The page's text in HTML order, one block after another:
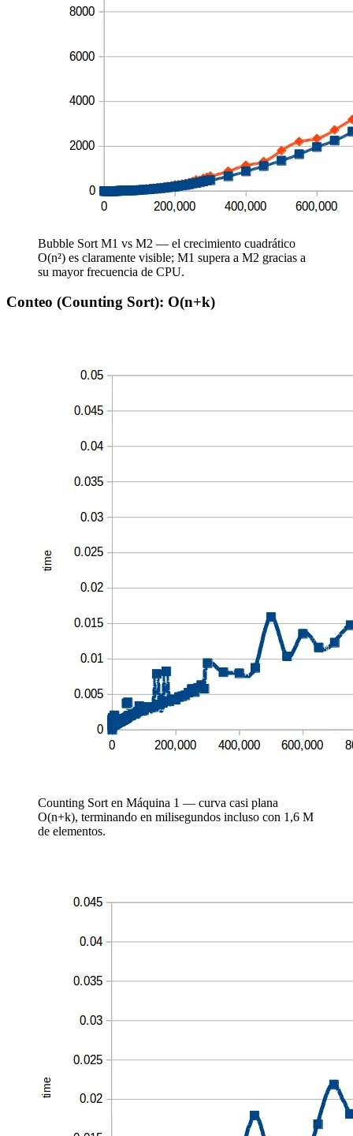
Bubble Sort M1 vs M2 — el crecimiento cuadrático
O(n²) es claramente visible; M1 supera a M2 gracias a
su mayor frecuencia de CPU.
Conteo (Counting Sort): O(n+k)
Counting Sort en Máquina 1 — curva casi plana
O(n+k), terminando en milisegundos incluso con 1,6 M
de elementos.